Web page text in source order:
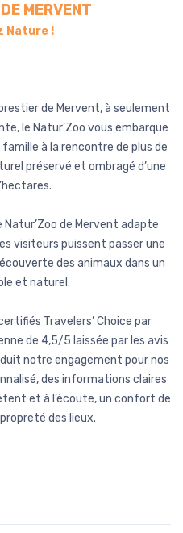
MERVENT
Nature !
de Mervent, à seulement
le Natur’Zoo vous embarque
à la rencontre de plus de
préservé et ombragé d’une
de Mervent adapte
visiteurs puissent passer une
des animaux dans un
et naturel.
Travelers’ Choice par
de 4,5/5 laissée par les avis
notre engagement pour nos
des informations claires
et à l’écoute, un confort de
des lieux.